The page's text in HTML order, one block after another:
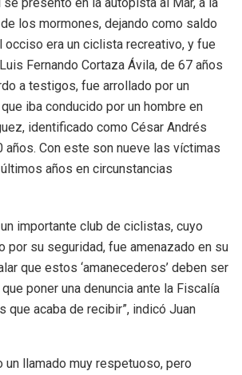
los mormones, dejando como saldo
occiso era un ciclista recreativo, y fue
Fernando Cortaza Ávila, de 67 años
a testigos, fue arrollado por un
iba conducido por un hombre en
identificado como César Andrés
años. Con este son nueve las víctimas
años en circunstancias
importante club de ciclistas, cuyo
por su seguridad, fue amenazado en su
que estos ‘amanecederos’ deben ser
poner una denuncia ante la Fiscalía
que acaba de recibir”, indicó Juan
un llamado muy respetuoso, pero